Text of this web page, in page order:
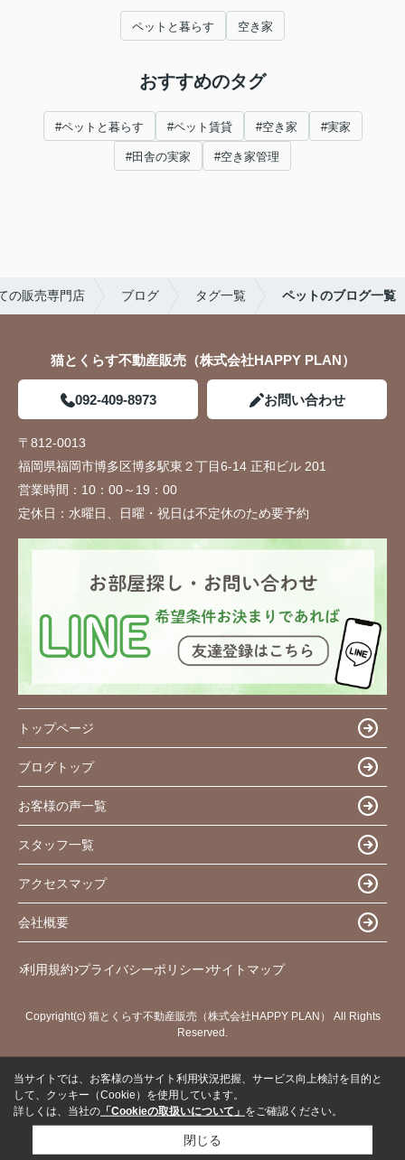
ペットと暮らす 空き家
おすすめのタグ
#ペットと暮らす #ペット賃貸 #空き家 #実家
#田舎の実家 #空き家管理
の販売専門店 ブログ タグ一覧 ペットのブログ一覧
猫とくらす不動産販売（株式会社HAPPY PLAN）
092-409-8973 お問い合わせ
〒812-0013
福岡県福岡市博多区博多駅東２丁目6-14 正和ビル 201
営業時間： 10：00～19：00
定休日： 水曜日、日曜・祝日は不定休のため要予約
トップページ
ブログトップ
お客様の声一覧
スタッフ一覧
アクセスマップ
会社概要
利用規約 プライバシーポリシー サイトマップ
Copyright(c) 猫とくらす不動産販売（株式会社HAPPY PLAN） All Rights
Reserved.
当サイトでは、お客様の当サイト利用状況把握、サービス向上検討を目的と
して、クッキー（Cookie）を使用しています。
詳しくは、当社の 「Cookieの取扱いについて」 をご確認ください。
閉じる